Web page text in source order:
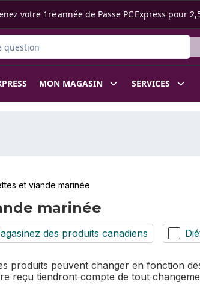
votre 1re année de Passe PC Express pour
MON MAGASIN SERVICES
et viande marinée
marinée
des produits canadiens
produits peuvent changer en fonction
reçu tiendront compte de tout